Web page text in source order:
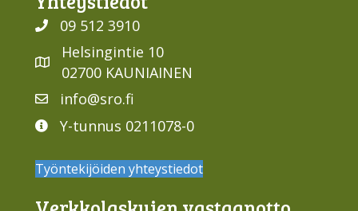
09 512 3910
Helsingintie 10
02700 KAUNIAINEN
info@sro.fi
Y-tunnus 0211078-0
Työntekijöiden yhteystiedot